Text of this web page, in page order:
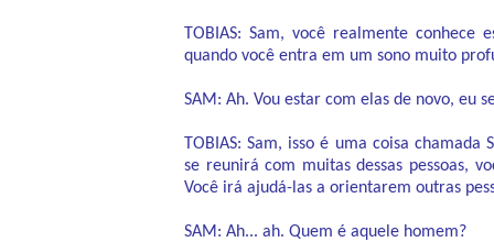
TOBIAS: Sam, você realmente
quando você entra em um sono muito
SAM: Ah. Vou estar com elas de novo, eu
TOBIAS: Sam, isso é uma coisa
se reunirá com muitas dessas pessoas,
Você irá ajudá-las a orientarem outras
SAM: Ah... ah. Quem é aquele homem?